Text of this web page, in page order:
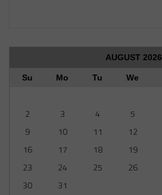
AUGUST 2026
Su Mo Tu We
2
3 4 5
9
10 11 12
16
17 18 19
23
24 25 26
30
31